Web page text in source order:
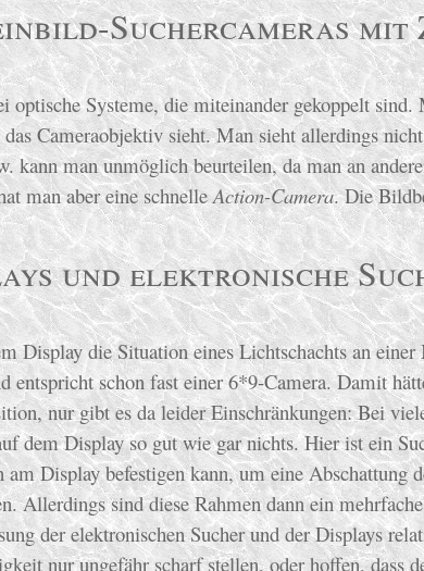
Suchercameras mit
optische Systeme, die miteinander gekoppelt
Cameraobjektiv sieht. Man sieht allerdings
kann man unmöglich beurteilen, da man an
man aber eine schnelleAction-Camera. Die
und elektronische
Display die Situation eines Lichtschachts an
entspricht schon fast einer 6*9-Camera. Damit
nur gibt es da leider Einschränkungen: Bei
dem Display so gut wie gar nichts. Hier ist ein
am Display befestigen kann, um eine
Allerdings sind diese Rahmen dann ein
der elektronischen Sucher und der Displays
nur ungefähr scharf stellen, oder hoffen, dass